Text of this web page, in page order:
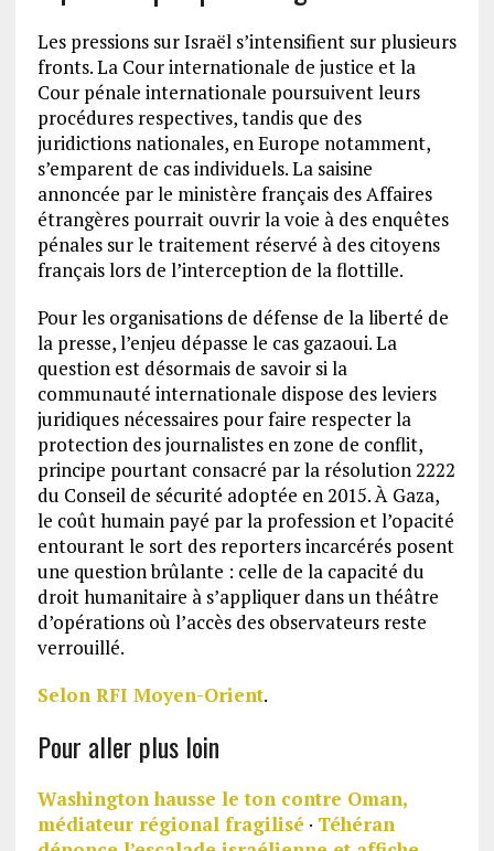
Les pressions sur Israël s’intensifient sur plusieurs
fronts. La Cour internationale de justice et la
Cour pénale internationale poursuivent leurs
procédures respectives, tandis que des
juridictions nationales, en Europe notamment,
s’emparent de cas individuels. La saisine
annoncée par le ministère français des Affaires
étrangères pourrait ouvrir la voie à des enquêtes
pénales sur le traitement réservé à des citoyens
français lors de l’interception de la flottille.
Pour les organisations de défense de la liberté de
la presse, l’enjeu dépasse le cas gazaoui. La
question est désormais de savoir si la
communauté internationale dispose des leviers
juridiques nécessaires pour faire respecter la
protection des journalistes en zone de conflit,
principe pourtant consacré par la résolution 2222
du Conseil de sécurité adoptée en 2015. À Gaza,
le coût humain payé par la profession et l’opacité
entourant le sort des reporters incarcérés posent
une question brûlante : celle de la capacité du
droit humanitaire à s’appliquer dans un théâtre
d’opérations où l’accès des observateurs reste
verrouillé.
Selon RFI Moyen-Orient.
Pour aller plus loin
Washington hausse le ton contre Oman,
médiateur régional fragilisé· Téhéran